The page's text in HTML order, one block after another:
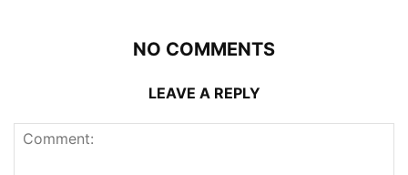
NO COMMENTS
LEAVE A REPLY